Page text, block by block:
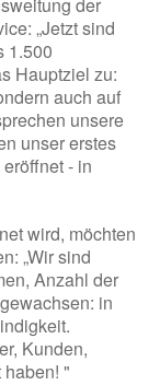
„Jetzt sind
1.500
Hauptziel zu:
auch auf
unsere
unser erstes
- in
wird, möchten
„Wir sind
Anzahl der
in
Kunden,
"